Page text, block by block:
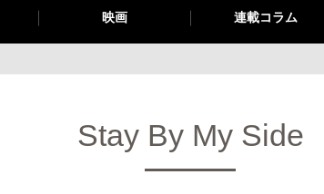
映画 連載コラム
Stay By My Side